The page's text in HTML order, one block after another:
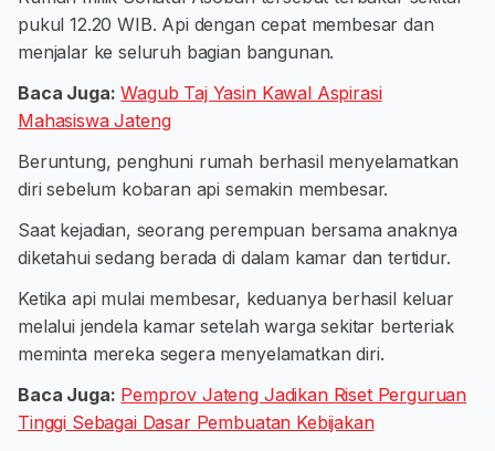
pukul 12.20 WIB. Api dengan cepat membesar dan
menjalar ke seluruh bagian bangunan.
Baca Juga: Wagub Taj Yasin Kawal Aspirasi
Mahasiswa Jateng
Beruntung, penghuni rumah berhasil menyelamatkan
diri sebelum kobaran api semakin membesar.
Saat kejadian, seorang perempuan bersama anaknya
diketahui sedang berada di dalam kamar dan tertidur.
Ketika api mulai membesar, keduanya berhasil keluar
melalui jendela kamar setelah warga sekitar berteriak
meminta mereka segera menyelamatkan diri.
Baca Juga: Pemprov Jateng Jadikan Riset Perguruan
Tinggi Sebagai Dasar Pembuatan Kebijakan